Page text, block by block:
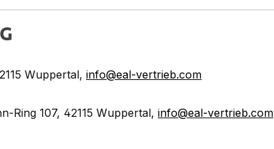
Wuppertal, info@eal-vertrieb.com
Ring 107, 42115 Wuppertal, info@eal-vertrieb.com